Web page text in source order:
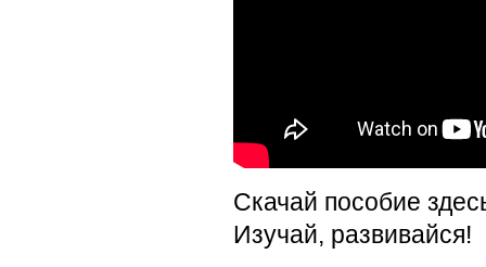
Скачай пособие
Изучай, развивайся!